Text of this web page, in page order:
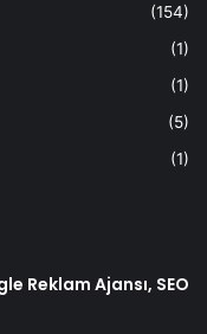
(154)
(1)
(1)
(5)
(1)
Reklam Ajansı, SEO